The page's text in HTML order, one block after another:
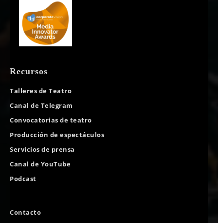
Recursos
Talleres de Teatro
Canal de Telegram
Convocatorias de teatro
Producción de espectáculos
Servicios de prensa
Canal de YouTube
Podcast
Contacto